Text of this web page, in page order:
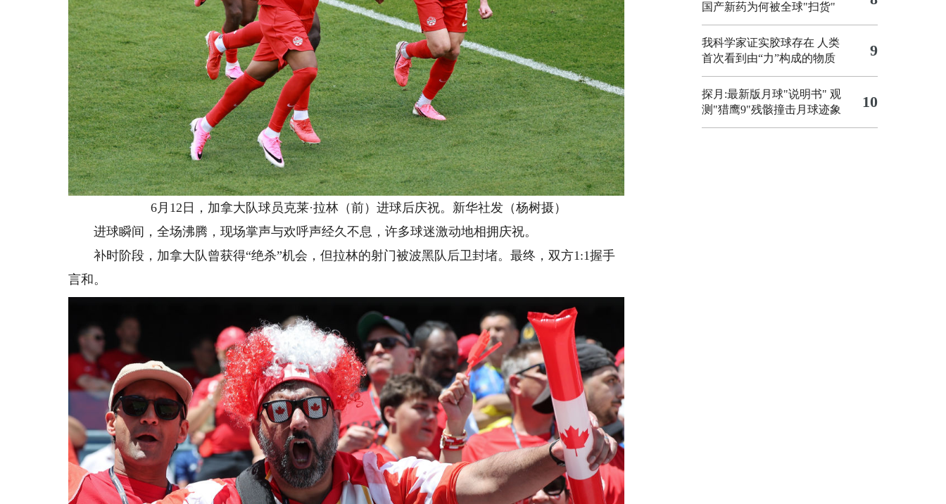
6月12日，加拿大队球员克莱·拉林（前）进球后庆祝。新华社发（杨树摄）
进球瞬间，全场沸腾，现场掌声与欢呼声经久不息，许多球迷激动地相拥庆祝。
补时阶段，加拿大队曾获得“绝杀”机会，但拉林的射门被波黑队后卫封堵。最终，双方1:1握手
言和。
国产新药为何被全球"扫货"
我科学家证实胶球存在 人类
首次看到由“力”构成的物质
9
探月:最新版月球"说明书" 观
测"猎鹰9"残骸撞击月球迹象
10